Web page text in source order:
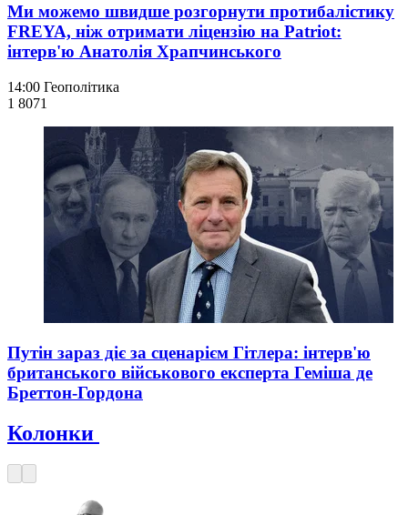
Ми можемо швидше розгорнути протибалістику
FREYA, ніж отримати ліцензію на Patriot:
інтерв'ю Анатолія Храпчинського
14:00 Геополітика
1 8071
Путін зараз діє за сценарієм Гітлера: інтерв'ю
британського військового експерта Геміша де
Бреттон-Гордона
Колонки